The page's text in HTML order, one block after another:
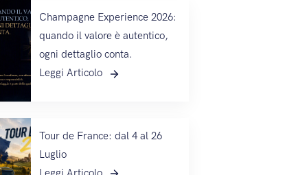
Champagne Experience 2026:
quando il valore è autentico,
ogni dettaglio conta.
Leggi Articolo
Tour de France: dal 4 al 26
Luglio